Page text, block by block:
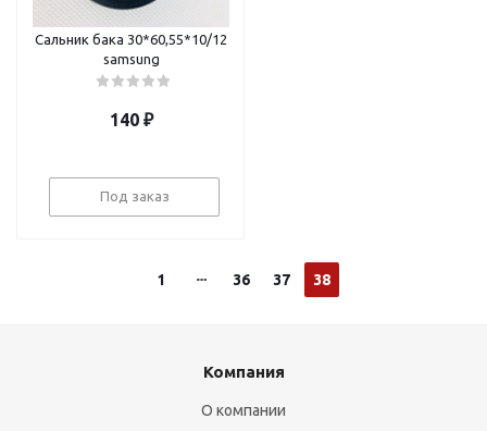
Сальник бака 30*60,55*10/12
samsung
140₽
Под заказ
1 36 37 38
Компания
О компании